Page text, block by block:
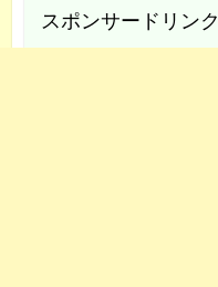
スポンサードリンク